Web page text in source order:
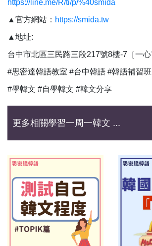
https://line.me/R/ti/p/%40smida
▲官方網站： https://smida.tw
▲地址:
台中市北區三民路三段217號8樓-7［一心
#思密達韓語教室 #台中韓語 #韓語補習班
#學韓文 #自學韓文 #韓文分享
更多相關學習一周一韓文 ...